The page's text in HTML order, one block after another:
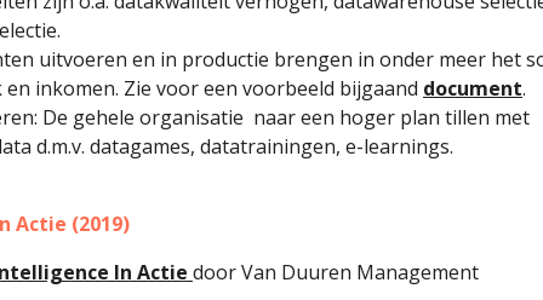
uitvoeren en in productie brengen in onder meer het
inkomen. Zie voor een voorbeeld bijgaand document.
De gehele organisatie naar een hoger plan tillen met
d.m.v. datagames, datatrainingen, e-learnings.
Actie (2019)
In Actie door Van Duuren Management